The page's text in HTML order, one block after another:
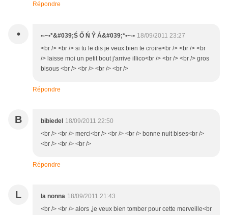
Répondre
• •-~•*&#039;Ś Ő Ń Ŷ Á&#039;*•~-• 18/09/2011 23:27
<br /> <br /> si tu le dis je veux bien te croire<br /> <br /> <br
/> laisse moi un petit bout j'arrive illico<br /> <br /> <br /> gros
bisous <br /> <br /> <br /> <br />
Répondre
B bibiedel 18/09/2011 22:50
<br /> <br /> merci<br /> <br /> <br /> bonne nuit bises<br />
<br /> <br /> <br />
Répondre
L la nonna 18/09/2011 21:43
<br /> <br /> alors ,je veux bien tomber pour cette merveille<br